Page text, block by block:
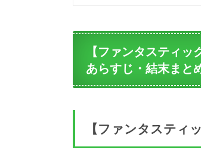
【ファンタスティ
あらすじ・結末まと
【ファンタスティ